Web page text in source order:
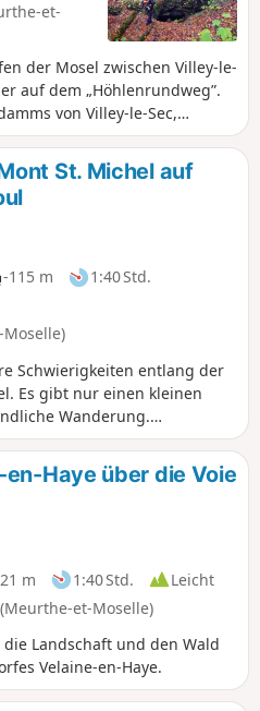
et-
der Mosel zwischen Villey-le-
auf dem „Höhlenrundweg”.
von Villey-le-Sec,
von Villey-le-Sec und entlang
um die Höhlen zu
Strecke über den Radweg.
St. Michel auf
-115 m
1:40 Std.
Schwierigkeiten entlang der
Es gibt nur einen kleinen
Wanderung.
20.07.2021: Der Parkplatz
schwer zu finden zu
Vorschlag: Parken
Nähe des Sportplatzes?
en-Haye über die Voie
m 1:40 Std.
Leicht
et-Moselle)
Landschaft und den Wald
Velaine-en-Haye.